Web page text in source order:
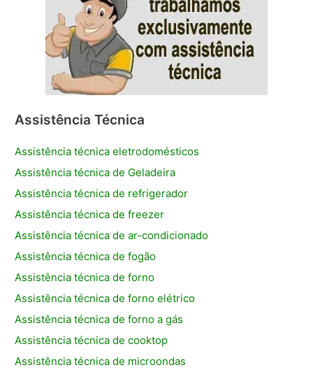
Assistência Técnica
Assistência técnica eletrodomésticos
Assistência técnica de Geladeira
Assistência técnica de refrigerador
Assistência técnica de freezer
Assistência técnica de ar-condicionado
Assistência técnica de fogão
Assistência técnica de forno
Assistência técnica de forno elétrico
Assistência técnica de forno a gás
Assistência técnica de cooktop
Assistência técnica de microondas